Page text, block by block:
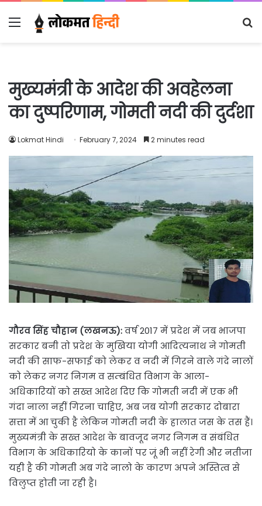
Menu
मुख्यमंत्री के आदेश की अवहेलना
का दुष्परिणाम, गोमती नदी की दुर्दशा
Lokmat Hindi February 7, 2024 2 minutes read
गौरव सिंह चौहान (लखनऊ):वर्ष 2017 में प्रदेश में जब भाजपा
सरकार बनी तो प्रदेश के मुखिया योगी आदित्यनाथ ने गोमती
नदी की साफ-सफाई को लेकर व नदी में गिरने वाले गंदे नालों
को लेकर नगर निगम व सम्बंधित विभाग के आला-
अधिकारियों को सख्त आदेश दिए कि गोमती नदी में एक भी
गंदा नाला नहीं गिरना चाहिए, अब जब योगी सरकार दोबारा
सत्ता में आ चुकी है लेकिन गोमती नदी के हालात जस के तस हैं।
मुख्यमंत्री के सख्त आदेश के बावजूद नगर निगम व संबंधित
विभाग के अधिकारियो के कानों पर जूं भी नहीं रेगी और नतीजा
यही है की गोमती अब गंदे नालो के कारण अपने अस्तित्व से
विलुप्त होती जा रही है।